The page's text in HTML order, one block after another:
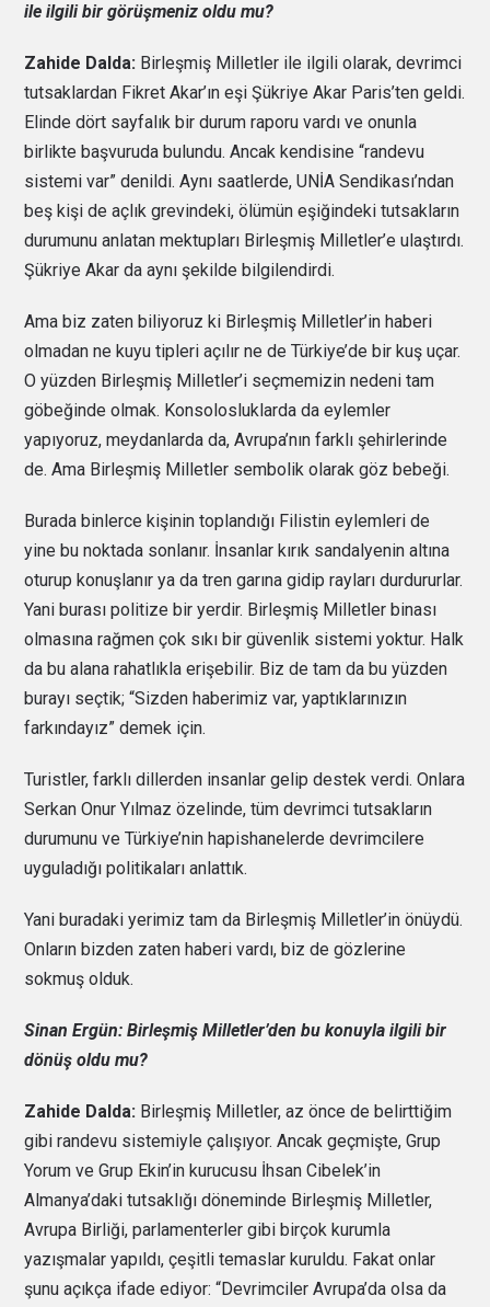
ile ilgili bir görüşmeniz oldu mu?
Zahide Dalda: Birleşmiş Milletler ile ilgili olarak, devrimci
tutsaklardan Fikret Akar’ın eşi Şükriye Akar Paris’ten geldi.
Elinde dört sayfalık bir durum raporu vardı ve onunla
birlikte başvuruda bulundu. Ancak kendisine “randevu
sistemi var” denildi. Aynı saatlerde, UNİA Sendikası’ndan
beş kişi de açlık grevindeki, ölümün eşiğindeki tutsakların
durumunu anlatan mektupları Birleşmiş Milletler’e ulaştırdı.
Şükriye Akar da aynı şekilde bilgilendirdi.
Ama biz zaten biliyoruz ki Birleşmiş Milletler’in haberi
olmadan ne kuyu tipleri açılır ne de Türkiye’de bir kuş uçar.
O yüzden Birleşmiş Milletler’i seçmemizin nedeni tam
göbeğinde olmak. Konsolosluklarda da eylemler
yapıyoruz, meydanlarda da, Avrupa’nın farklı şehirlerinde
de. Ama Birleşmiş Milletler sembolik olarak göz bebeği.
Burada binlerce kişinin toplandığı Filistin eylemleri de
yine bu noktada sonlanır. İnsanlar kırık sandalyenin altına
oturup konuşlanır ya da tren garına gidip rayları durdururlar.
Yani burası politize bir yerdir. Birleşmiş Milletler binası
olmasına rağmen çok sıkı bir güvenlik sistemi yoktur. Halk
da bu alana rahatlıkla erişebilir. Biz de tam da bu yüzden
burayı seçtik; “Sizden haberimiz var, yaptıklarınızın
farkındayız” demek için.
Turistler, farklı dillerden insanlar gelip destek verdi. Onlara
Serkan Onur Yılmaz özelinde, tüm devrimci tutsakların
durumunu ve Türkiye’nin hapishanelerde devrimcilere
uyguladığı politikaları anlattık.
Yani buradaki yerimiz tam da Birleşmiş Milletler’in önüydü.
Onların bizden zaten haberi vardı, biz de gözlerine
sokmuş olduk.
Sinan Ergün: Birleşmiş Milletler’den bu konuyla ilgili bir
dönüş oldu mu?
Zahide Dalda: Birleşmiş Milletler, az önce de belirttiğim
gibi randevu sistemiyle çalışıyor. Ancak geçmişte, Grup
Yorum ve Grup Ekin’in kurucusu İhsan Cibelek’in
Almanya’daki tutsaklığı döneminde Birleşmiş Milletler,
Avrupa Birliği, parlamenterler gibi birçok kurumla
yazışmalar yapıldı, çeşitli temaslar kuruldu. Fakat onlar
şunu açıkça ifade ediyor: “Devrimciler Avrupa’da olsa da